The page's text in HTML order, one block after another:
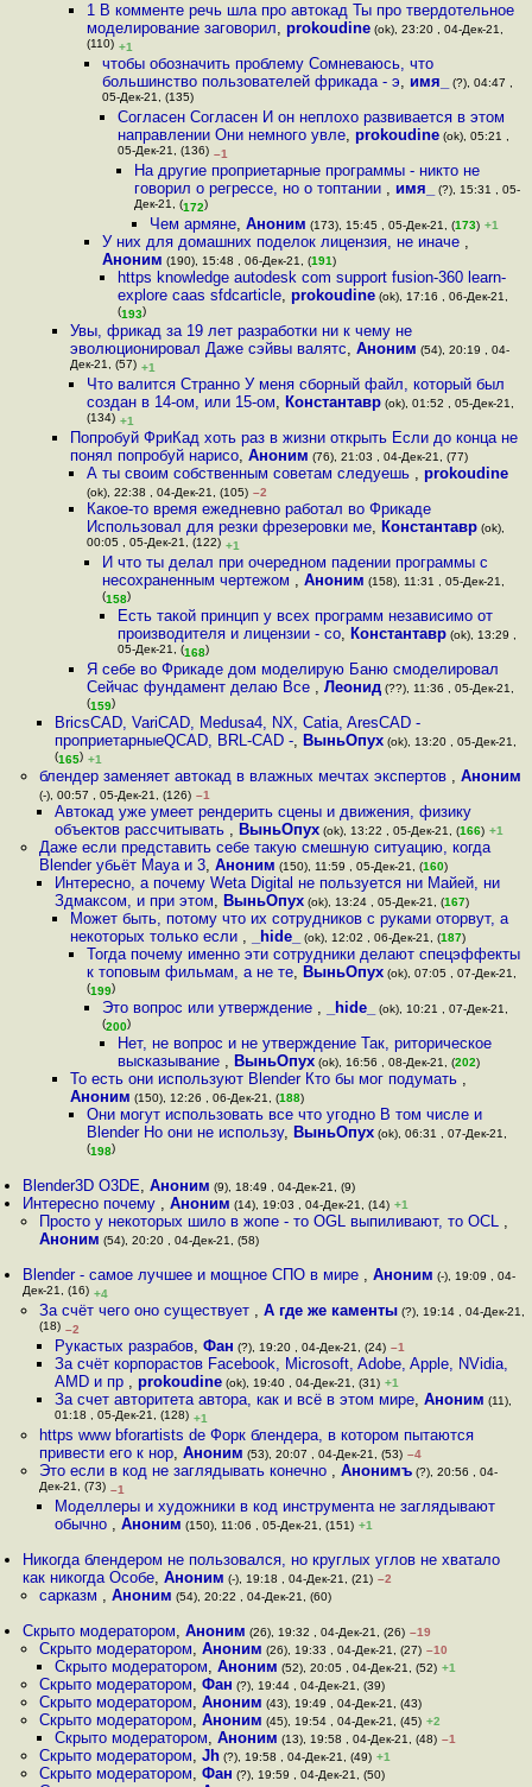
1 В комменте речь шла про автокад Ты про твердотельное
моделирование заговорил, prokoudine(ok), 23:20 , 04-Дек-21,
(110) +1
чтобы обозначить проблему Сомневаюсь, что
большинство пользователей фрикада - э, имя_ (?), 04:47 ,
05-Дек-21, (135)
Согласен Согласен И он неплохо развивается в этом
направлении Они немного увле,prokoudine (ok), 05:21 ,
05-Дек-21, (136) –1
На другие проприетарные программы - никто не
говорил о регрессе, но о топтании , имя_ (?), 15:31 , 05-
Дек-21, (172)
Чем армяне, Аноним (173), 15:45 , 05-Дек-21, (173) +1
У них для домашних поделок лицензия, не иначе ,
Аноним (190), 15:48 , 06-Дек-21, (191)
https knowledge autodesk com support fusion-360 learn-
explore caas sfdcarticle,prokoudine (ok), 17:16 , 06-Дек-21,
(193)
Увы, фрикад за 19 лет разработки ни к чему не
эволюционировал Даже сэйвы валятс,Аноним (54), 20:19 , 04-
Дек-21, (57) +1
Что валится Странно У меня сборный файл, который был
создан в 14-ом, или 15-ом, Константавр(ok), 01:52 , 05-Дек-21,
(134) +1
Попробуй ФриКад хоть раз в жизни открыть Если до конца не
понял попробуй нарисо,Аноним (76), 21:03 , 04-Дек-21, (77)
А ты своим собственным советам следуешь , prokoudine
(ok), 22:38 , 04-Дек-21, (105) –2
Какое-то время ежедневно работал во Фрикаде
Использовал для резки фрезеровки ме, Константавр(ok),
00:05 , 05-Дек-21, (122) +1
И что ты делал при очередном падении программы с
несохраненным чертежом , Аноним (158), 11:31 , 05-Дек-21,
(158)
Есть такой принцип у всех программ независимо от
производителя и лицензии - со, Константавр (ok), 13:29 ,
05-Дек-21, (168)
Я себе во Фрикаде дом моделирую Баню смоделировал
Сейчас фундамент делаю Все , Леонид(??), 11:36 , 05-Дек-21,
(159)
BricsCAD, VariCAD, Medusa4, NX, Catia, AresCAD -
проприетарныеQCAD, BRL-CAD -, ВыньОпух(ok), 13:20 , 05-Дек-21,
(165) +1
блендер заменяет автокад в влажных мечтах экспертов , Аноним
(-), 00:57 , 05-Дек-21, (126) –1
Автокад уже умеет рендерить сцены и движения, физику
объектов рассчитывать , ВыньОпух(ok), 13:22 , 05-Дек-21, (166) +1
Даже если представить себе такую смешную ситуацию, когда
Blender убьёт Maya и 3, Аноним (150), 11:59 , 05-Дек-21, (160)
Интересно, а почему Weta Digital не пользуется ни Майей, ни
Здмаксом, и при этом, ВыньОпух(ok), 13:24 , 05-Дек-21, (167)
Может быть, потому что их сотрудников с руками оторвут, а
некоторых только если , _hide_ (ok), 12:02 , 06-Дек-21, (187)
Тогда почему именно эти сотрудники делают спецэффекты
к топовым фильмам, а не те, ВыньОпух(ok), 07:05 , 07-Дек-21,
(199)
Это вопрос или утверждение , _hide_ (ok), 10:21 , 07-Дек-21,
(200)
Нет, не вопрос и не утверждение Так, риторическое
высказывание , ВыньОпух (ok), 16:56 , 08-Дек-21, (202)
То есть они используют Blender Кто бы мог подумать ,
Аноним (150), 12:26 , 06-Дек-21, (188)
Они могут использовать все что угодно В том числе и
Blender Но они не использу, ВыньОпух(ok), 06:31 , 07-Дек-21,
(198)
Blender3D O3DE,Аноним (9), 18:49 , 04-Дек-21, (9)
Интересно почему ,Аноним (14), 19:03 , 04-Дек-21, (14) +1
Просто у некоторых шило в жопе - то OGL выпиливают, то OCL ,
Аноним (54), 20:20 , 04-Дек-21, (58)
Blender - самое лучшее и мощное СПО в мире ,Аноним (-), 19:09 , 04-
Дек-21, (16) +4
За счёт чего оно существует , А где же каменты(?), 19:14 , 04-Дек-21,
(18) –2
Рукастых разрабов, Фан (?), 19:20 , 04-Дек-21, (24) –1
За счёт корпорастов Facebook, Microsoft, Adobe, Apple, NVidia,
AMD и пр , prokoudine(ok), 19:40 , 04-Дек-21, (31) +1
За счет авторитета автора, как и всё в этом мире, Аноним (11),
01:18 , 05-Дек-21, (128) +1
https www bforartists de Форк блендера, в котором пытаются
привести его к нор, Аноним (53), 20:07 , 04-Дек-21, (53) –4
Это если в код не заглядывать конечно , Анонимъ(?), 20:56 , 04-
Дек-21, (73) –1
Моделлеры и художники в код инструмента не заглядывают
обычно , Аноним (150), 11:06 , 05-Дек-21, (151) +1
Никогда блендером не пользовался, но круглых углов не хватало
как никогда Особе,Аноним (-), 19:18 , 04-Дек-21, (21) –2
сарказм , Аноним (54), 20:22 , 04-Дек-21, (60)
Скрыто модератором,Аноним (26), 19:32 , 04-Дек-21, (26) –19
Скрыто модератором, Аноним (26), 19:33 , 04-Дек-21, (27) –10
Скрыто модератором, Аноним (52), 20:05 , 04-Дек-21, (52) +1
Скрыто модератором, Фан (?), 19:44 , 04-Дек-21, (39)
Скрыто модератором, Аноним (43), 19:49 , 04-Дек-21, (43)
Скрыто модератором, Аноним (45), 19:54 , 04-Дек-21, (45) +2
Скрыто модератором, Аноним (13), 19:58 , 04-Дек-21, (48) –1
Скрыто модератором, Jh(?), 19:58 , 04-Дек-21, (49) +1
Скрыто модератором, Фан (?), 19:59 , 04-Дек-21, (50)